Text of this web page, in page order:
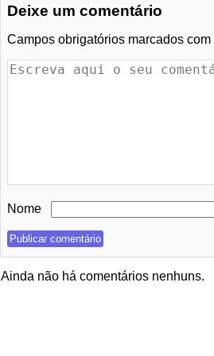
Deixe um comentário
Campos obrigatórios marcados com
Nome
Ainda não há comentários nenhuns.